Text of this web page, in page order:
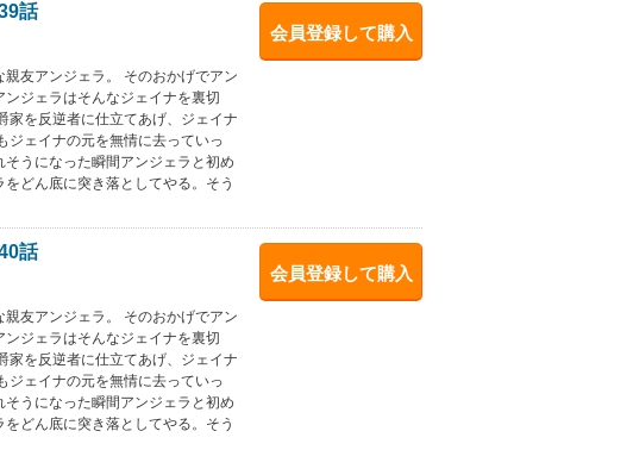
会員登録して購入
話
友アンジェラ。 そのおかげでアン
ジェラはそんなジェイナを裏切
家を反逆者に仕立てあげ、ジェイナ
ジェイナの元を無情に去っていっ
うになった瞬間アンジェラと初め
どん底に突き落としてやる。そう
会員登録して購入
話
友アンジェラ。 そのおかげでアン
ジェラはそんなジェイナを裏切
家を反逆者に仕立てあげ、ジェイナ
ジェイナの元を無情に去っていっ
うになった瞬間アンジェラと初め
どん底に突き落としてやる。そう